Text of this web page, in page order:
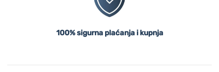
100% sigurna plaćanja i kupnja